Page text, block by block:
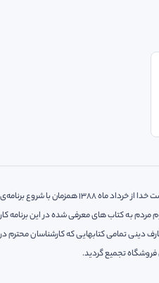
فروشگاه اینترنتی کتاب و محصولات فرهنگی سمت خدا از خرداد ماه 1388 همزمان با شروع برنامه‌ی
به کتاب های معرفی شده در این برنامه کار
دینی تمامی کتابهایی که کارشناسان محترم در
تجمیع گردید.